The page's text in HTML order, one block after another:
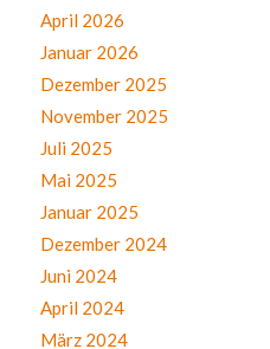
April 2026
Januar 2026
Dezember 2025
November 2025
Juli 2025
Mai 2025
Januar 2025
Dezember 2024
Juni 2024
April 2024
März 2024